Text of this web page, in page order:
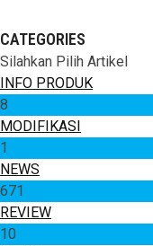
CATEGORIES
Silahkan Pilih Artikel
INFO PRODUK
8
MODIFIKASI
1
NEWS
671
REVIEW
10